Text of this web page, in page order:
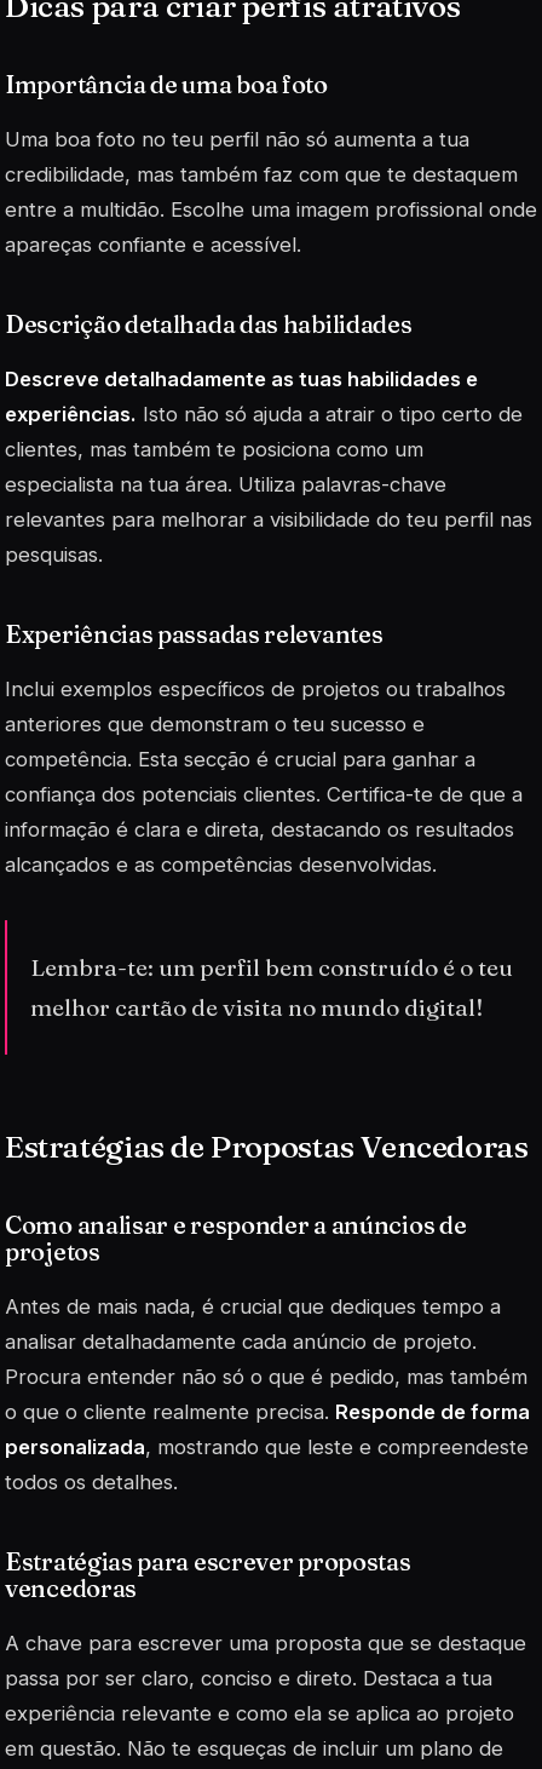
Importância de uma boa foto
Uma boa foto no teu perfil não só aumenta a tua
credibilidade, mas também faz com que te destaquem
entre a multidão. Escolhe uma imagem profissional onde
apareças confiante e acessível.
Descrição detalhada das habilidades
Descreve detalhadamente as tuas habilidades e
experiências. Isto não só ajuda a atrair o tipo certo de
clientes, mas também te posiciona como um
especialista na tua área. Utiliza palavras-chave
relevantes para melhorar a visibilidade do teu perfil nas
pesquisas.
Experiências passadas relevantes
Inclui exemplos específicos de projetos ou trabalhos
anteriores que demonstram o teu sucesso e
competência. Esta secção é crucial para ganhar a
confiança dos potenciais clientes. Certifica-te de que a
informação é clara e direta, destacando os resultados
alcançados e as competências desenvolvidas.
Lembra-te: um perfil bem construído é o teu
melhor cartão de visita no mundo digital!
Estratégias de Propostas Vencedoras
Como analisar e responder a anúncios de
projetos
Antes de mais nada, é crucial que dediques tempo a
analisar detalhadamente cada anúncio de projeto.
Procura entender não só o que é pedido, mas também
o que o cliente realmente precisa. Responde de forma
personalizada, mostrando que leste e compreendeste
todos os detalhes.
Estratégias para escrever propostas
vencedoras
A chave para escrever uma proposta que se destaque
passa por ser claro, conciso e direto. Destaca a tua
experiência relevante e como ela se aplica ao projeto
em questão. Não te esqueças de incluir um plano de